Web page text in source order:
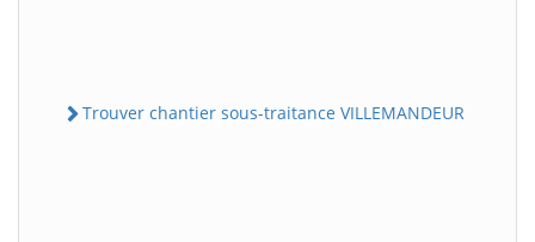
Trouver chantier sous-traitance VILLEMANDEUR